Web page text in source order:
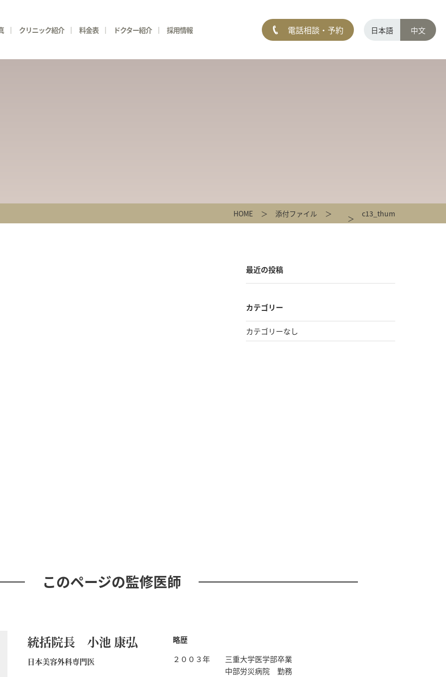
クリニック紹介 料金表 ドクター紹介 採用情報 電話相談・予約 日本語 中文
HOME 添付ファイル c13_thum
最近の投稿
カテゴリー
カテゴリーなし
このページの監修医師
統括院長 小池 康弘
日本美容外科専門医
略歴
２００３年
三重大学医学部卒業
中部労災病院 勤務